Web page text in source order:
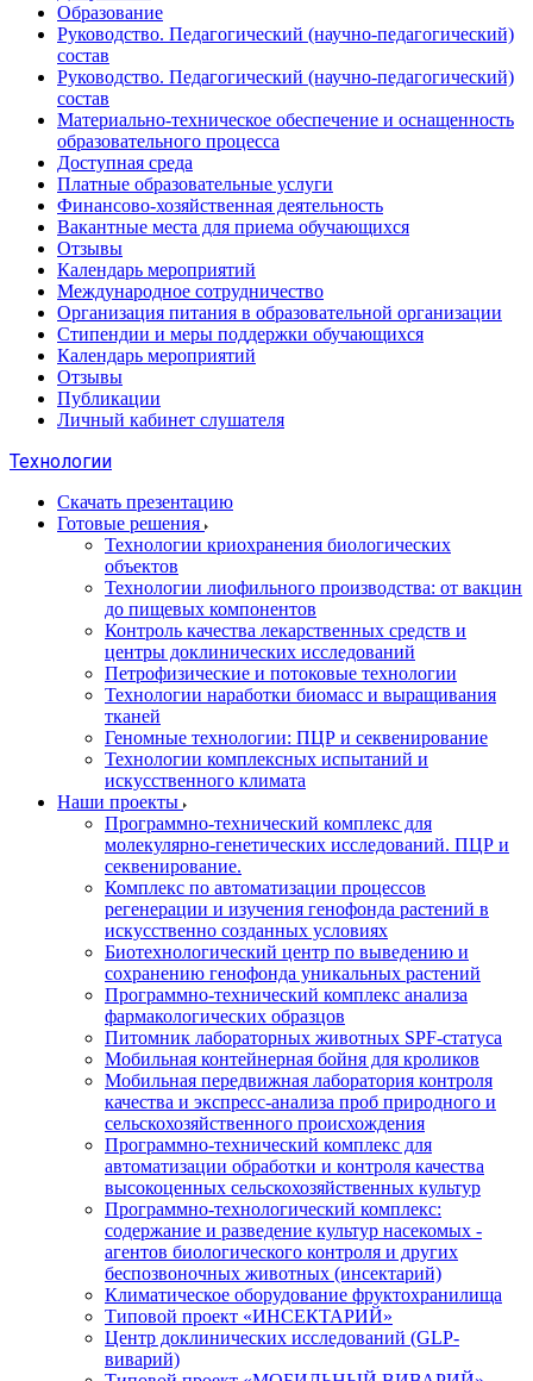
Образование
Руководство. Педагогический (научно-педагогический)
состав
Руководство. Педагогический (научно-педагогический)
состав
Материально-техническое обеспечение и оснащенность
образовательного процесса
Доступная среда
Платные образовательные услуги
Финансово-хозяйственная деятельность
Вакантные места для приема обучающихся
Отзывы
Календарь мероприятий
Международное сотрудничество
Организация питания в образовательной организации
Стипендии и меры поддержки обучающихся
Календарь мероприятий
Отзывы
Публикации
Личный кабинет слушателя
Технологии
Скачать презентацию
Готовые решения
Технологии криохранения биологических
объектов
Технологии лиофильного производства: от вакцин
до пищевых компонентов
Контроль качества лекарственных средств и
центры доклинических исследований
Петрофизические и потоковые технологии
Технологии наработки биомасс и выращивания
тканей
Геномные технологии: ПЦР и секвенирование
Технологии комплексных испытаний и
искусственного климата
Наши проекты
Программно-технический комплекс для
молекулярно-генетических исследований. ПЦР и
секвенирование.
Комплекс по автоматизации процессов
регенерации и изучения генофонда растений в
искусственно созданных условиях
Биотехнологический центр по выведению и
сохранению генофонда уникальных растений
Программно-технический комплекс анализа
фармакологических образцов
Питомник лабораторных животных SPF-статуса
Мобильная контейнерная бойня для кроликов
Мобильная передвижная лаборатория контроля
качества и экспресс-анализа проб природного и
сельскохозяйственного происхождения
Программно-технический комплекс для
автоматизации обработки и контроля качества
высокоценных сельскохозяйственных культур
Программно-технологический комплекс:
содержание и разведение культур насекомых -
агентов биологического контроля и других
беспозвоночных животных (инсектарий)
Климатическое оборудование фруктохранилища
Типовой проект «ИНСЕКТАРИЙ»
Центр доклинических исследований (GLP-
виварий)